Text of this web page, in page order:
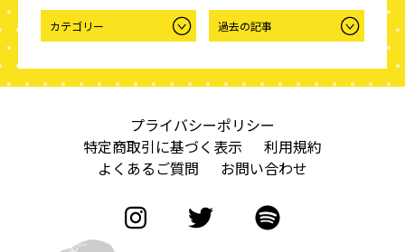
プライバシーポリシー
特定商取引に基づく表示
利用規約
よくあるご質問
お問い合わせ